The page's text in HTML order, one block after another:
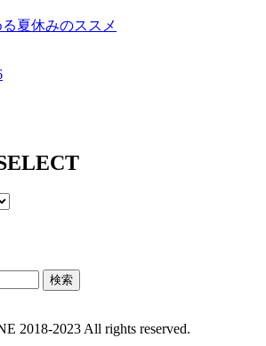
夏休みのススメ
2018-2023 All rights reserved.